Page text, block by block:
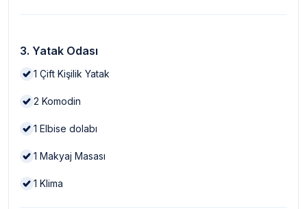
3. Yatak Odası
1 Çift Kişilik Yatak
2 Komodin
1 Elbise dolabı
1 Makyaj Masası
1 Klima